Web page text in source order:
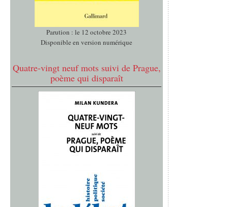
Parution : le 12 octobre 2023
Disponible en version numérique
Quatre-vingt neuf mots suivi de Prague,
poème qui disparaît